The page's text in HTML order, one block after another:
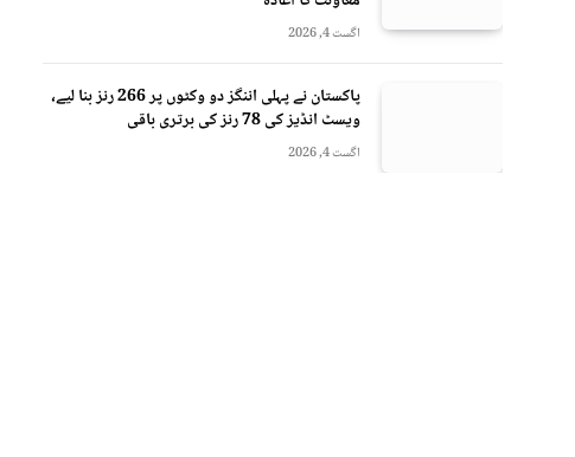
اگست 4, 2026
پاکستان نے پہلی اننگز دو وکٹوں پر 266 رنز بنا لیے،
ویسٹ انڈیز کی 78 رنز کی برتری باقی
اگست 4, 2026